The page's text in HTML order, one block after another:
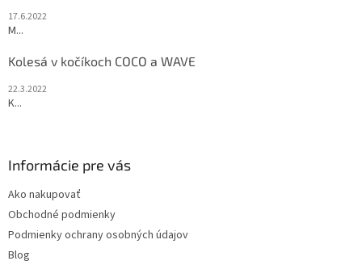
17.6.2022
M...
Kolesá v kočíkoch COCO a WAVE
22.3.2022
K...
Informácie pre vás
Ako nakupovať
Obchodné podmienky
Podmienky ochrany osobných údajov
Blog